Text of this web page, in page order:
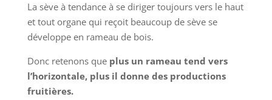
La sève à tendance à se diriger toujours vers le haut
et tout organe qui reçoit beaucoup de sève se
développe en rameau de bois.
Donc retenons que plus un rameau tend vers
l’horizontale, plus il donne des productions
fruitières.